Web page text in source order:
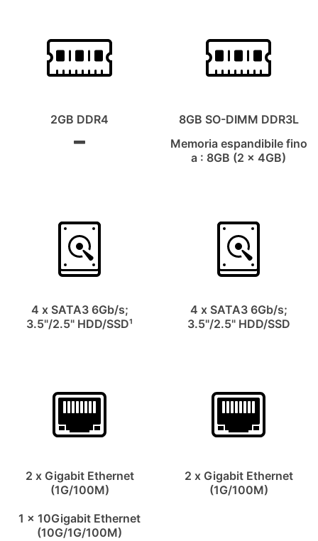
2GB DDR4
8GB SO-DIMM DDR3L
Memoria espandibile fino
a : 8GB (2 x 4GB)
4 x SATA3 6Gb/s;
3.5"/2.5" HDD/SSD¹
4 x SATA3 6Gb/s;
3.5"/2.5" HDD/SSD
2 x Gigabit Ethernet
(1G/100M)
1 x 10Gigabit Ethernet
(10G/1G/100M)
2 x Gigabit Ethernet
(1G/100M)